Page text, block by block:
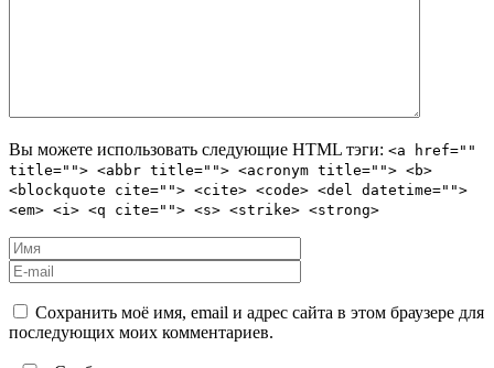
Вы можете использовать следующие HTML тэги: <a href=""
title=""> <abbr title=""> <acronym title=""> <b>
<blockquote cite=""> <cite> <code> <del datetime="">
<em> <i> <q cite=""> <s> <strike> <strong>
Сохранить моё имя, email и адрес сайта в этом браузере для
последующих моих комментариев.